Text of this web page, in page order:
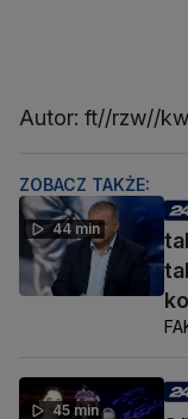
Autor: ft//rzw//
ZOBACZ TAKŻE:
44 min
45 min